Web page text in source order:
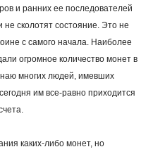
и ранних ее последователей
сколотят состояние. Это не
с самого начала. Наиболее
огромное количество монет в
многих людей, имевших
им все-равно приходится
каких-либо монет, но